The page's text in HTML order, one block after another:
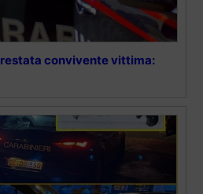
convivente vittima: